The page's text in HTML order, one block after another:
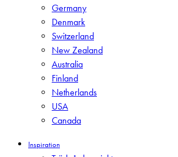
Germany
Denmark
Switzerland
New Zealand
Australia
Finland
Netherlands
USA
Canada
Inspiration